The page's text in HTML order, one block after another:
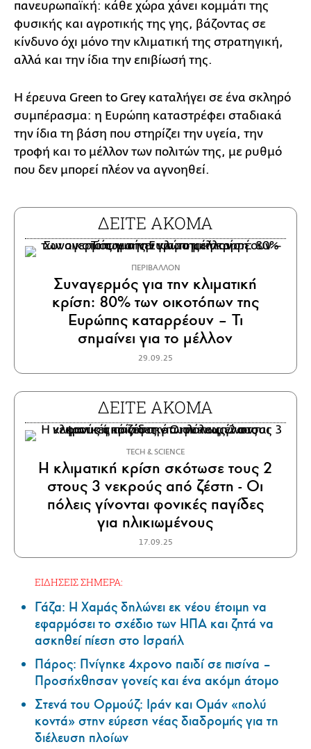
πανευρωπαϊκή: κάθε χώρα χάνει κομμάτι της
φυσικής και αγροτικής της γης, βάζοντας σε
κίνδυνο όχι μόνο την κλιματική της στρατηγική,
αλλά και την ίδια την επιβίωσή της.
Η έρευνα Green to Grey καταλήγει σε ένα σκληρό
συμπέρασμα: η Ευρώπη καταστρέφει σταδιακά
την ίδια τη βάση που στηρίζει την υγεία, την
τροφή και το μέλλον των πολιτών της, με ρυθμό
που δεν μπορεί πλέον να αγνοηθεί.
ΔΕΙΤΕ ΑΚΟΜΑ
ΠΕΡΙΒΑΛΛΟΝ
Συναγερμός για την κλιματική
κρίση: 80% των οικοτόπων της
Ευρώπης καταρρέουν – Τι
σημαίνει για το μέλλον
29.09.25
ΔΕΙΤΕ ΑΚΟΜΑ
ΤECH & SCIENCE
Η κλιματική κρίση σκότωσε τους 2
στους 3 νεκρούς από ζέστη - Οι
πόλεις γίνονται φονικές παγίδες
για ηλικιωμένους
17.09.25
ΕΙΔΗΣΕΙΣ ΣΗΜΕΡΑ:
Γάζα: Η Χαμάς δηλώνει εκ νέου έτοιμη να
εφαρμόσει το σχέδιο των ΗΠΑ και ζητά να
ασκηθεί πίεση στο Ισραήλ
Πάρος: Πνίγηκε 4χρονο παιδί σε πισίνα –
Προσήχθησαν γονείς και ένα ακόμη άτομο
Στενά του Ορμούζ: Ιράν και Ομάν «πολύ
κοντά» στην εύρεση νέας διαδρομής για τη
διέλευση πλοίων